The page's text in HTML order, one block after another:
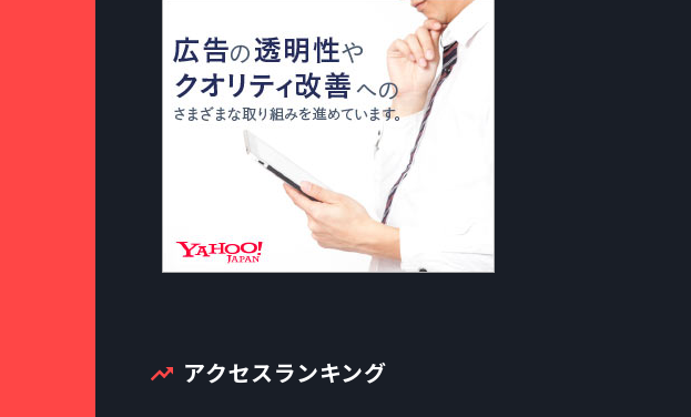
アクセスランキング